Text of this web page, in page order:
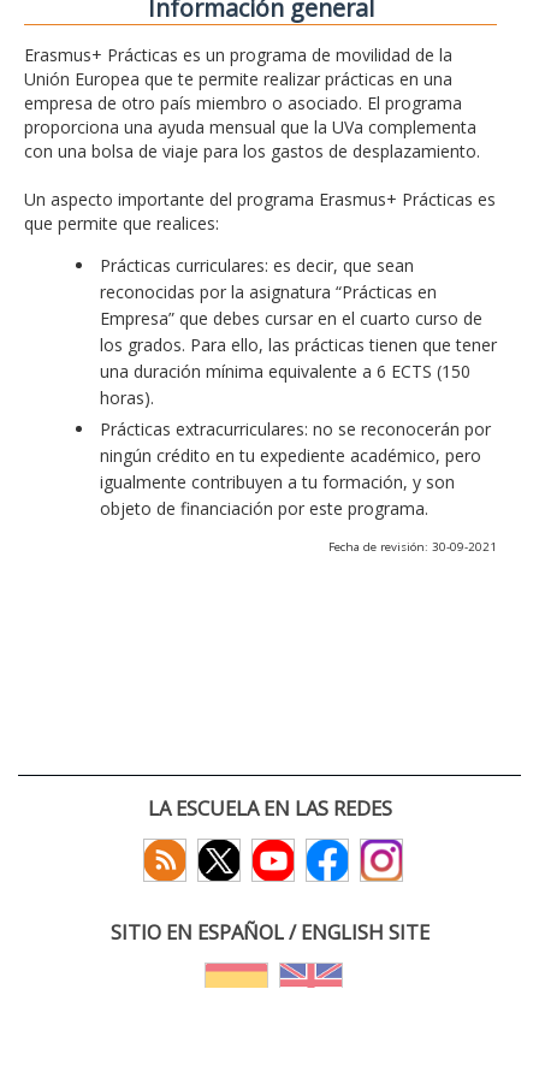
Información general
Erasmus+ Prácticas es un programa de movilidad de la
Unión Europea que te permite realizar prácticas en una
empresa de otro país miembro o asociado. El programa
proporciona una ayuda mensual que la UVa complementa
con una bolsa de viaje para los gastos de desplazamiento.
Un aspecto importante del programa Erasmus+ Prácticas es
que permite que realices:
Prácticas curriculares: es decir, que sean
reconocidas por la asignatura “Prácticas en
Empresa” que debes cursar en el cuarto curso de
los grados. Para ello, las prácticas tienen que tener
una duración mínima equivalente a 6 ECTS (150
horas).
Prácticas extracurriculares: no se reconocerán por
ningún crédito en tu expediente académico, pero
igualmente contribuyen a tu formación, y son
objeto de financiación por este programa.
Fecha de revisión: 30-09-2021
LA ESCUELA EN LAS REDES
SITIO EN ESPAÑOL / ENGLISH SITE